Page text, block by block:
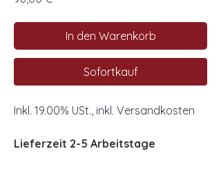
In den Warenkorb
Sofortkauf
Inkl. 19.00% USt., inkl. Versandkosten
Lieferzeit 2-5 Arbeitstage